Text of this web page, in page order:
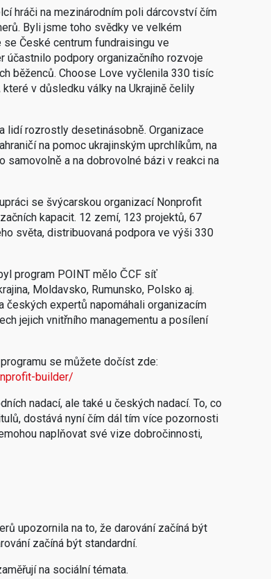
hráči na mezinárodním poli dárcovství čím
Byli jsme toho svědky ve velkém
České centrum fundraisingu ve
účastnilo podpory organizačního rozvoje
běženců. Choose Love vyčlenila 330 tisíc
v důsledku války na Ukrajině čelily
lidí rozrostly desetinásobně. Organizace
na pomoc ukrajinským uprchlíkům, na
a na dobrovolné bázi v reakci na
se švýcarskou organizací Nonprofit
kapacit. 12 zemí, 123 projektů, 67
světa, distribuovaná podpora ve výši 330
program POINT mělo ČCF síť
Moldavsko, Rumunsko, Polsko aj.
českých expertů napomáhali organizacím
jejich vnitřního managementu a posílení
se můžete dočíst zde:
builder/
nadací, ale také u českých nadací. To, co
dostává nyní čím dál tím více pozornosti
naplňovat své vize dobročinnosti,
upozornila na to, že darování začíná být
začíná být standardní.
na sociální témata.